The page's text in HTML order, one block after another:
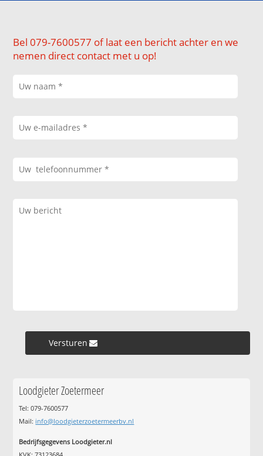
Bel 079-7600577 of laat een bericht achter en we
nemen direct contact met u op!
Versturen »
Loodgieter Zoetermeer
Tel: 079-7600577
Mail: info@loodgieterzoetermeerbv.nl
Bedrijfsgegevens Loodgieter.nl